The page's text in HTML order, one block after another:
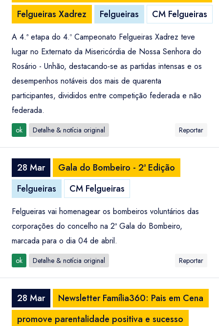
Felgueiras Xadrez
Felgueiras CM Felgueiras
A 4.ª etapa do 4.º Campeonato Felgueiras Xadrez teve
lugar no Externato da Misericórdia de Nossa Senhora do
Rosário - Unhão, destacando-se as partidas intensas e os
desempenhos notáveis dos mais de quarenta
participantes, divididos entre competição federada e não
federada.
ok Detalhe & notícia original Reportar
28 Mar
Gala do Bombeiro - 2ª Edição
Felgueiras
CM Felgueiras
Felgueiras vai homenagear os bombeiros voluntários das
corporações do concelho na 2ª Gala do Bombeiro,
marcada para o dia 04 de abril.
ok Detalhe & notícia original Reportar
28 Mar
Newsletter Família360: Pais em Cena
promove parentalidade positiva e sucesso